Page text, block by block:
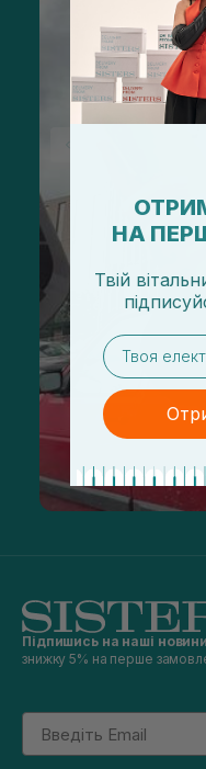
Підпишись на наші новини
знижку 5% на перше
Email
НА
Твій
email